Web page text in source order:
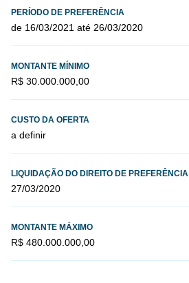
PERÍODO DE PREFERÊNCIA
de 16/03/2021 até 26/03/2020
MONTANTE MÍNIMO
R$ 30.000.000,00
CUSTO DA OFERTA
a definir
LIQUIDAÇÃO DO DIREITO DE PREFERÊNCIA
27/03/2020
MONTANTE MÁXIMO
R$ 480.000.000,00